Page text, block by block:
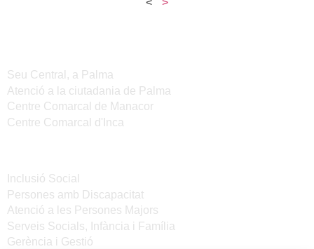
< >
Seu Central, a Palma
Atenció a la ciutadania de Palma
Centre Comarcal de Manacor
Centre Comarcal d'Inca
Inclusió Social
Persones amb Discapacitat
Atenció a les Persones Majors
Serveis Socials, Infància i Família
Gerència i Gestió